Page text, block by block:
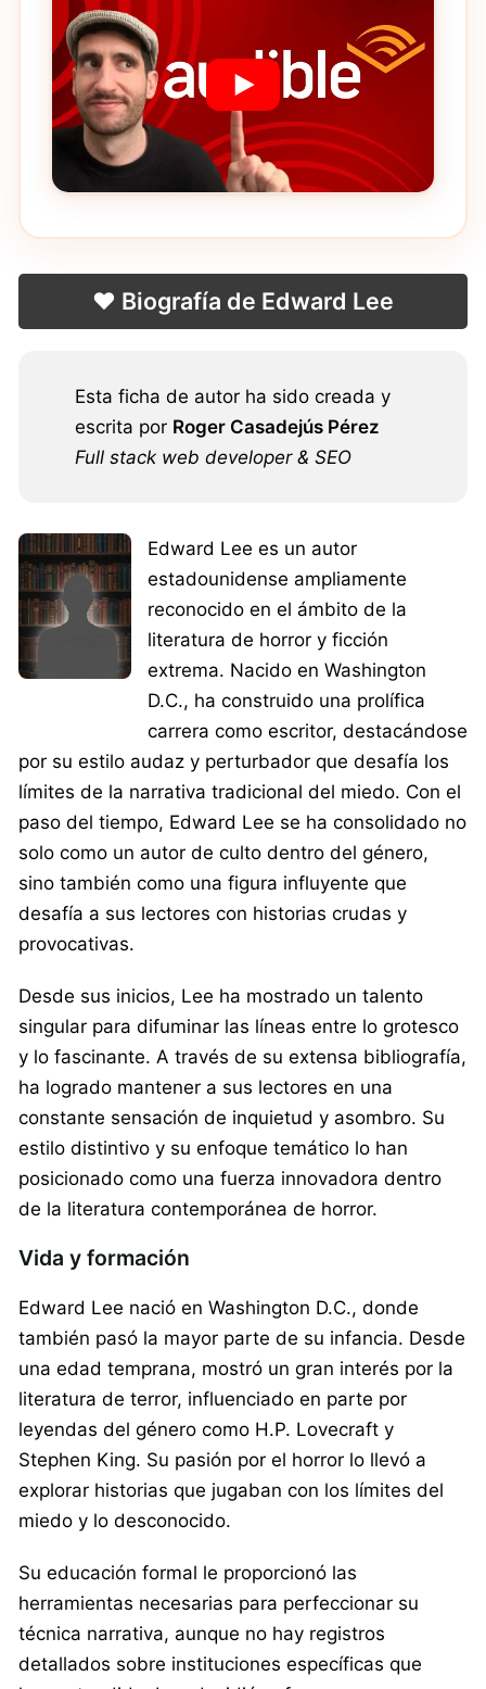
❤️ Biografía de Edward Lee
Esta ficha de autor ha sido creada y
escrita por Roger Casadejús Pérez
Full stack web developer & SEO
Edward Lee es un autor
estadounidense ampliamente
reconocido en el ámbito de la
literatura de horror y ficción
extrema. Nacido en Washington
D.C., ha construido una prolífica
carrera como escritor, destacándose
por su estilo audaz y perturbador que desafía los
límites de la narrativa tradicional del miedo. Con el
paso del tiempo, Edward Lee se ha consolidado no
solo como un autor de culto dentro del género,
sino también como una figura influyente que
desafía a sus lectores con historias crudas y
provocativas.
Desde sus inicios, Lee ha mostrado un talento
singular para difuminar las líneas entre lo grotesco
y lo fascinante. A través de su extensa bibliografía,
ha logrado mantener a sus lectores en una
constante sensación de inquietud y asombro. Su
estilo distintivo y su enfoque temático lo han
posicionado como una fuerza innovadora dentro
de la literatura contemporánea de horror.
Vida y formación
Edward Lee nació en Washington D.C., donde
también pasó la mayor parte de su infancia. Desde
una edad temprana, mostró un gran interés por la
literatura de terror, influenciado en parte por
leyendas del género como H.P. Lovecraft y
Stephen King. Su pasión por el horror lo llevó a
explorar historias que jugaban con los límites del
miedo y lo desconocido.
Su educación formal le proporcionó las
herramientas necesarias para perfeccionar su
técnica narrativa, aunque no hay registros
detallados sobre instituciones específicas que